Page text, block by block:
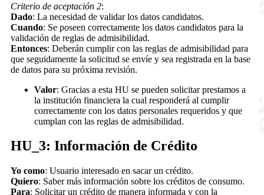
Criterio de aceptación 2:
Dado: La necesidad de validar los datos candidatos.
Cuando: Se poseen correctamente los datos candidatos para la
validación de reglas de admisibilidad.
Entonces: Deberán cumplir con las reglas de admisibilidad para
que seguidamente la solicitud se envíe y sea registrada en la base
de datos para su próxima revisión.
Valor: Gracias a esta HU se pueden solicitar prestamos a
la institución financiera la cual responderá al cumplir
correctamente con los datos personales requeridos y que
cumplan con las reglas de admisibilidad.
HU_3: Información de Crédito
Yo como: Usuario interesado en sacar un crédito.
Quiero: Saber más información sobre los créditos de consumo.
Para: Solicitar un crédito de manera informada y con la